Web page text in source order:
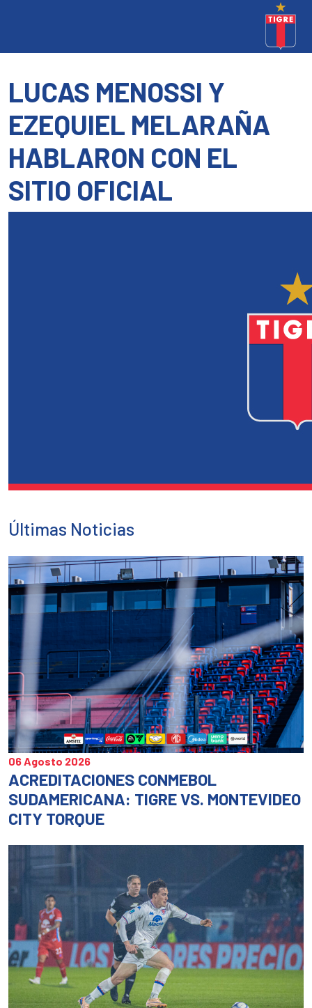
LUCAS MENOSSI Y
EZEQUIEL MELARAÑA
HABLARON CON EL
SITIO OFICIAL
Últimas Noticias
06 Agosto 2026
ACREDITACIONES CONMEBOL
SUDAMERICANA: TIGRE VS. MONTEVIDEO
CITY TORQUE